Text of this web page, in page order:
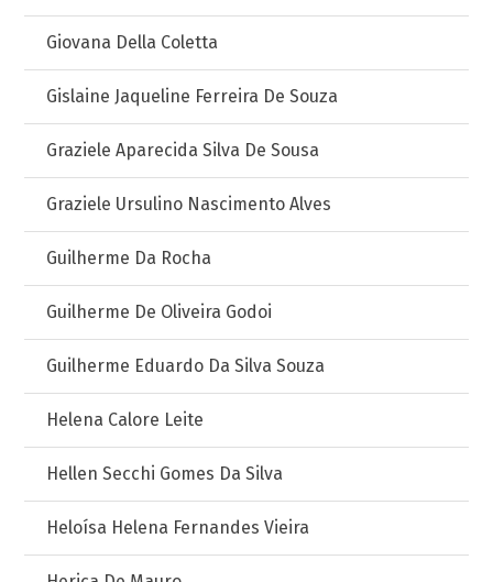
Giovana Della Coletta
Gislaine Jaqueline Ferreira De Souza
Graziele Aparecida Silva De Sousa
Graziele Ursulino Nascimento Alves
Guilherme Da Rocha
Guilherme De Oliveira Godoi
Guilherme Eduardo Da Silva Souza
Helena Calore Leite
Hellen Secchi Gomes Da Silva
Heloísa Helena Fernandes Vieira